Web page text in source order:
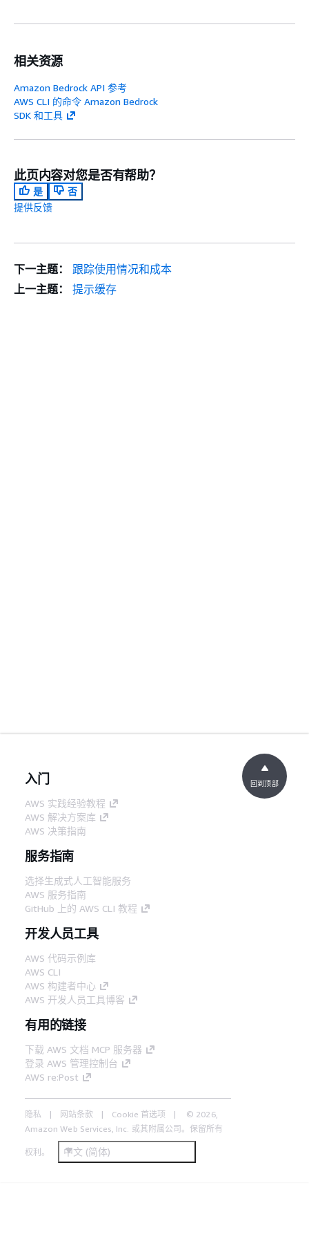
相关资源
Amazon Bedrock API 参考
AWS CLI 的命令 Amazon Bedrock
SDK 和工具
此页内容对您是否有帮助？
是
否
提供反馈
下一主题：
跟踪使用情况和成本
上一主题：
提示缓存
入门
AWS 实践经验教程
AWS 解决方案库
AWS 决策指南
服务指南
选择生成式人工智能服务
AWS 服务指南
GitHub 上的 AWS CLI 教程
开发人员工具
AWS 代码示例库
AWS CLI
AWS 构建者中心
AWS 开发人员工具博客
有用的链接
下载 AWS 文档 MCP 服务器
登录 AWS 管理控制台
AWS re:Post
隐私 网站条款 Cookie 首选项
© 2026,
Amazon Web Services, Inc. 或其附属公司。保留所有
权利。 中文 (简体)
回到顶部